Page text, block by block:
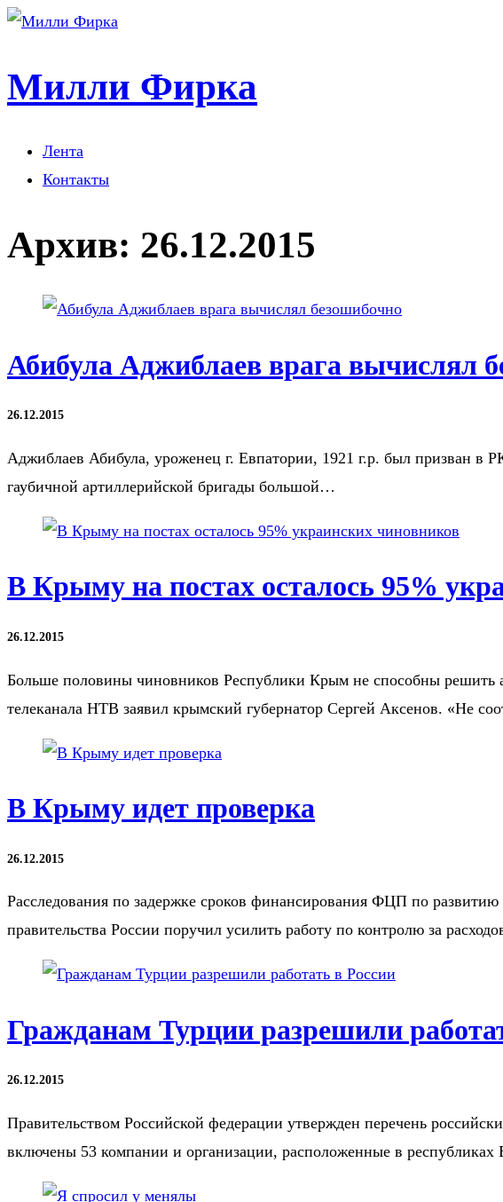
Милли Фирка
Лента
Контакты
Архив: 26.12.2015
Абибула Аджиблаев врага вычислял
26.12.2015
Аджиблаев Абибула, уроженец г. Евпатории, 1921 г.р. был призван
гаубичной артиллерийской бригады большой…
В Крыму на постах осталось 95%
26.12.2015
Больше половины чиновников Республики Крым не способны решить
телеканала НТВ заявил крымский губернатор Сергей Аксенов. «Не
В Крыму идет проверка
26.12.2015
Расследования по задержке сроков финансирования ФЦП по
правительства России поручил усилить работу по контролю за
Гражданам Турции разрешили
26.12.2015
Правительством Российской федерации утвержден перечень
включены 53 компании и организации, расположенные в